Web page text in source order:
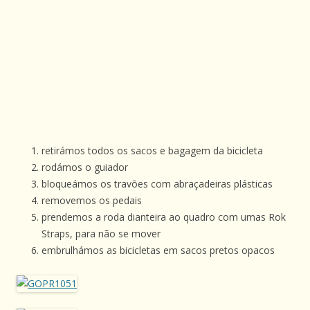
retirámos todos os sacos e bagagem da bicicleta
rodámos o guiador
bloqueámos os travões com abraçadeiras plásticas
removemos os pedais
prendemos a roda dianteira ao quadro com umas Rok
Straps, para não se mover
embrulhámos as bicicletas em sacos pretos opacos